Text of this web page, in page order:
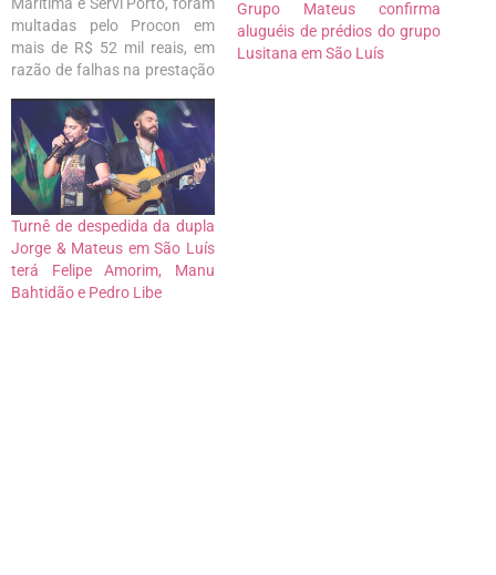
multadas pelo Procon em
mais de R$ 52 mil reais, em
razão de falhas na prestação
transporte marítimo. A multa
foi aplicada na última terça-
feira (18), e o valor da multa
foi estipulado em decorrência
das diversas…
Grupo Mateus confirma
aluguéis de prédios do grupo
Lusitana em São Luís
Turnê de despedida da dupla
Jorge & Mateus em São Luís
terá Felipe Amorim, Manu
Bahtidão e Pedro Libe